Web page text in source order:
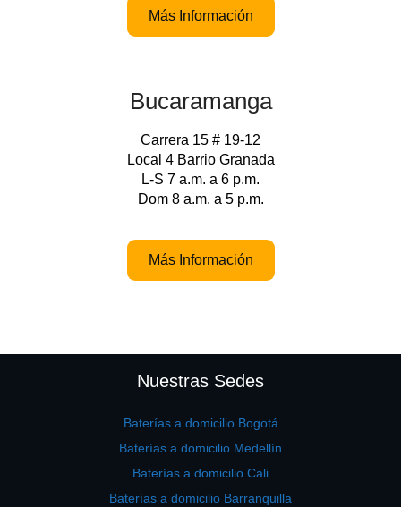
Más Información
Bucaramanga
Carrera 15 # 19-12
Local 4 Barrio Granada
L-S 7 a.m. a 6 p.m.
Dom 8 a.m. a 5 p.m.
Más Información
Nuestras Sedes
Baterías a domicilio Bogotá
Baterías a domicilio Medellín
Baterías a domicilio Cali
Baterías a domicilio Barranquilla